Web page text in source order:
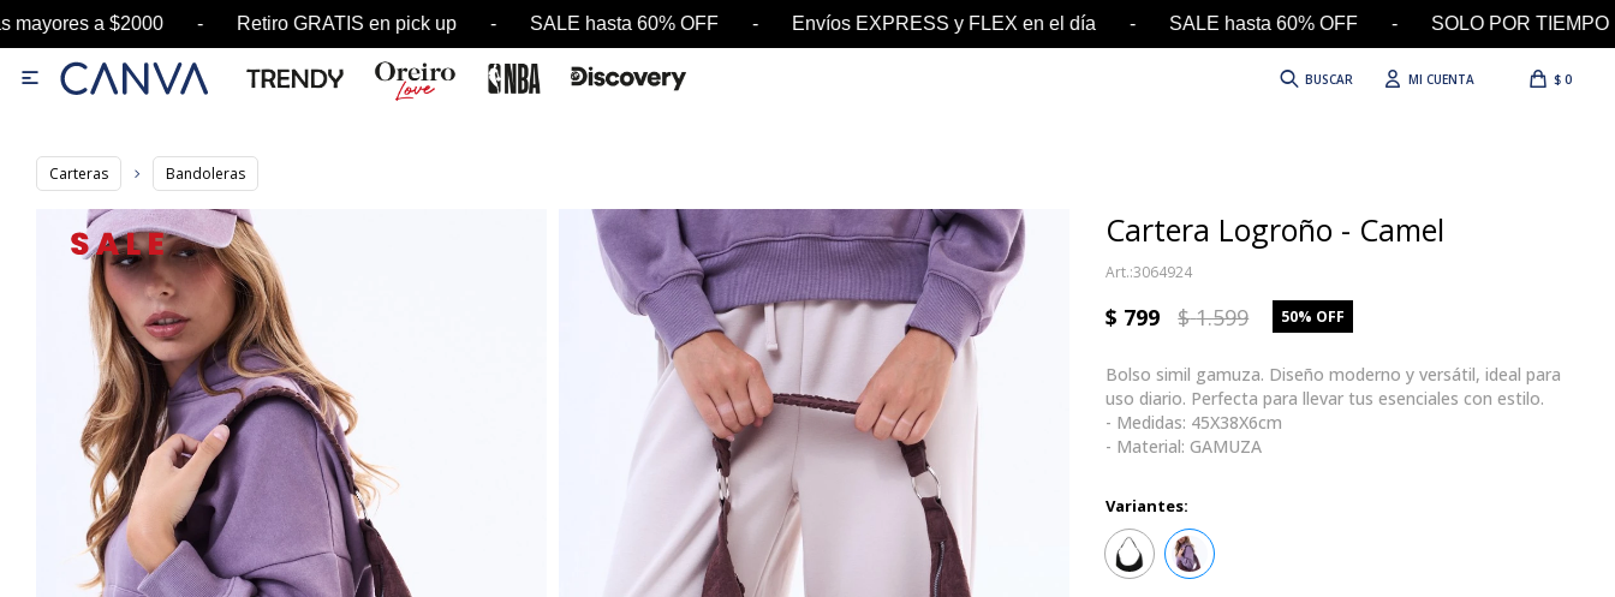
a $2000 - Retiro GRATIS en pick up - SALE hasta 60% OFF - Envíos EXPRESS y FLEX en el día - SALE hasta 60% OFF - SOLO POR TIEMPO
$ 0

Carteras Bandoleras
Cartera Logroño - Camel
3064924
$ 799 $ 1.599 50
Bolso simil gamuza. Diseño moderno y versátil, ideal para
uso diario. Perfecta para llevar tus esenciales con estilo.
- Medidas: 45X38X6cm
- Material: GAMUZA
Variantes: